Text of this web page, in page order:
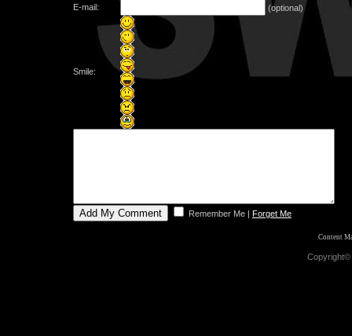
E-mail:
(optional)
Smile:
Remember Me | Forget Me
Content
Copyright©